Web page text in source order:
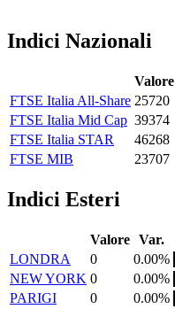
Indici Nazionali
Valore
FTSE Italia All-Share 25720
FTSE Italia Mid Cap 39374
FTSE Italia STAR
46268
FTSE MIB
23707
Indici Esteri
Valore Var.
LONDRA
0
0.00%
NEW YORK 0
0.00%
PARIGI
0
0.00%